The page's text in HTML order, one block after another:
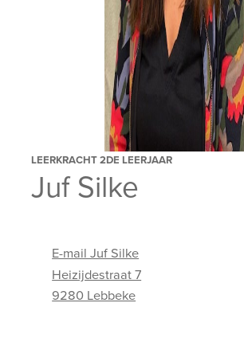
LEERKRACHT 2DE LEERJAAR
Juf Silke
Heizijdestraat 7
9280 Lebbeke
E-mail Juf Silke